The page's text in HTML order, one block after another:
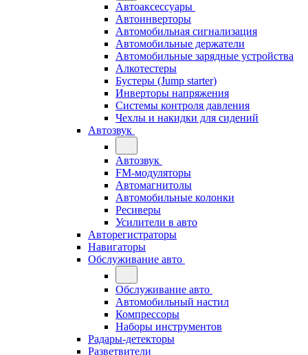
Автоаксессуары
Автоинверторы
Автомобильная сигнализация
Автомобильные держатели
Автомобильные зарядные устройства
Алкотестеры
Бустеры (Jump starter)
Инверторы напряжения
Системы контроля давления
Чехлы и накидки для сидений
Автозвук
Автозвук
FM-модуляторы
Автомагнитолы
Автомобильные колонки
Ресиверы
Усилители в авто
Авторегистраторы
Навигаторы
Обслуживание авто
Обслуживание авто
Автомобильный настил
Компрессоры
Наборы инструментов
Радары-детекторы
Разветвители